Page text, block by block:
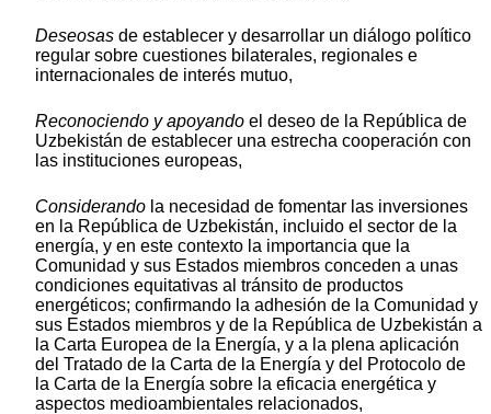
Deseosas de establecer y desarrollar un diálogo político
regular sobre cuestiones bilaterales, regionales e
internacionales de interés mutuo,
Reconociendo y apoyando el deseo de la República de
Uzbekistán de establecer una estrecha cooperación con
las instituciones europeas,
Considerando la necesidad de fomentar las inversiones
en la República de Uzbekistán, incluido el sector de la
energía, y en este contexto la importancia que la
Comunidad y sus Estados miembros conceden a unas
condiciones equitativas al tránsito de productos
energéticos; confirmando la adhesión de la Comunidad y
sus Estados miembros y de la República de Uzbekistán a
la Carta Europea de la Energía, y a la plena aplicación
del Tratado de la Carta de la Energía y del Protocolo de
la Carta de la Energía sobre la eficacia energética y
aspectos medioambientales relacionados,